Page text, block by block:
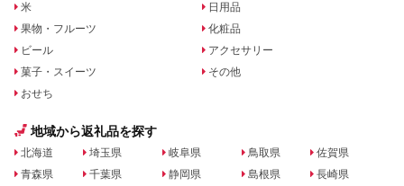
米
果物・フルーツ
ビール
菓子・スイーツ
おせち
日用品
化粧品
アクセサリー
その他
地域から返礼品を探す
北海道
青森県
埼玉県
千葉県
岐阜県
静岡県
鳥取県
島根県
佐賀県
長崎県